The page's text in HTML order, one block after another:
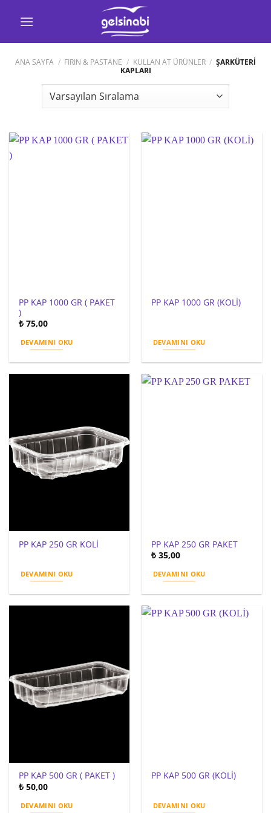
ANA SAYFA / FIRIN & PASTANE / KULLAN AT ÜRÜNLER / ŞARKÜTERİ
KAPLARI
PP KAP 1000 GR ( PAKET
)
₺ 75,00
DEVAMINI OKU
PP KAP 1000 GR (KOLİ)
DEVAMINI OKU
PP KAP 250 GR KOLİ
DEVAMINI OKU
PP KAP 250 GR PAKET
₺ 35,00
DEVAMINI OKU
PP KAP 500 GR ( PAKET )
₺ 50,00
DEVAMINI OKU
PP KAP 500 GR (KOLİ)
DEVAMINI OKU